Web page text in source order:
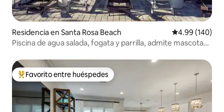
Residencia en Santa Rosa Beach Calificación
4.99 (140)
Piscina de agua salada, fogata y parrilla, admite mascotas,
De los mejores en Favorito entre huéspedes
Favorito entre huéspedes